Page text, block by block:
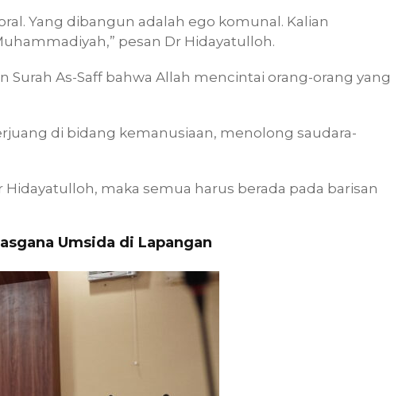
Yang dibangun adalah ego komunal. Kalian
pesan Dr Hidayatulloh.
Surah As-Saff bahwa Allah mencintai orang-orang yang
di bidang kemanusiaan, menolong saudara-
maka semua harus berada pada barisan
Umsida di Lapangan